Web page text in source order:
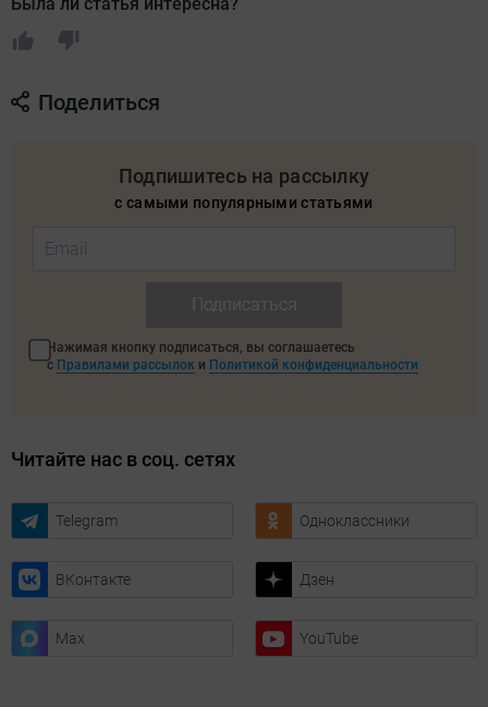
Была ли статья интересна?
Поделиться
Подпишитесь на рассылку
с самыми популярными статьями
Нажимая кнопку подписаться, вы соглашаетесь
с Правилами рассылок и Политикой конфиденциальности
Читайте нас в соц. сетях
Telegram Одноклассники
ВКонтакте Дзен
Max YouTube